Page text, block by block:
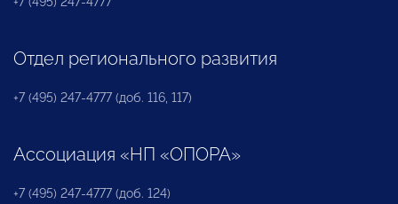
Отдел регионального развития
+7 (495) 247-4777 (доб. 116, 117)
Ассоциация «НП «ОПОРА»
+7 (495) 247-4777 (доб. 124)